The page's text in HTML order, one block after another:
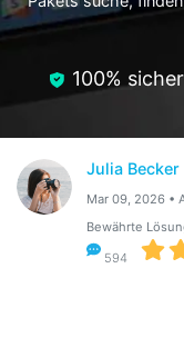
Support
Hilfe und
100%
Julia Becker
Mar 09, 2026 •
Bewährte
594